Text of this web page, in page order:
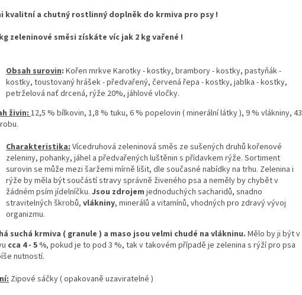
kvalitní a chutný rostlinný doplněk do krmiva pro psy !
zeleninové směsi získáte víc jak 2 kg vařené !
Obsah surovin: Kořen mrkve Karotky - kostky, brambory - kostky, pastyňák -
kostky, toustovaný hrášek - předvařený, červená řepa - kostky, jablka - kostky,
petrželová nať drcená, rýže 20%, jáhlové vločky.
živin:12,5 % bílkovin, 1,8 % tuku, 6 % popelovin ( minerální látky ), 9 % vlákniny, 43
Charakteristika:Vícedruhová zeleninová směs ze sušených druhů kořenové
zeleniny, pohanky, jáhel a předvařených luštěnin s přídavkem rýže. Sortiment
surovin se může mezi šaržemi mírně lišit, dle současné nabídky na trhu. Zelenina i
rýže by měla být součástí stravy správně živeného psa a neměly by chybět v
žádném psím jídelníčku. Jsou zdrojem jednoduchých sacharidů, snadno
stravitelných škrobů, vlákniny, minerálů a vitamínů, vhodných pro zdravý vývoj
organizmu.
suchá krmiva ( granule ) a maso jsou velmi chudé na vlákninu. Mělo by ji být v
cca 4 - 5 %, pokud je to pod 3 %, tak v takovém případě je zelenina s rýží pro psa
nutností.
Zipové sáčky ( opakovaně uzaviratelné )